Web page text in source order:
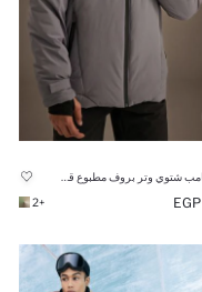
+2